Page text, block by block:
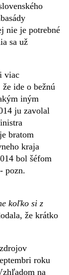
nie je potrebné
sa už
viac
ide o bežnú
iným
ju zavolal
bratom
kraja
bol šéfom
- pozn.
koľko si z
že krátko
roku
na